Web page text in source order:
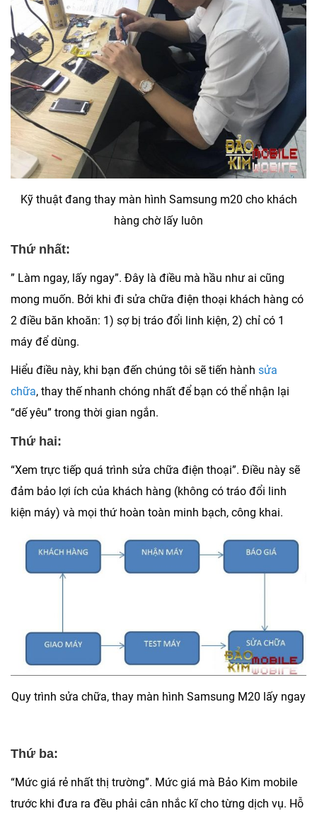
Kỹ thuật đang thay màn hình Samsung m20 cho khách
hàng chờ lấy luôn
Thứ nhất:
” Làm ngay, lấy ngay”. Đây là điều mà hầu như ai cũng
mong muốn. Bởi khi đi sửa chữa điện thoại khách hàng có
2 điều băn khoăn: 1) sợ bị tráo đổi linh kiện, 2) chỉ có 1
máy để dùng.
Hiểu điều này, khi bạn đến chúng tôi sẽ tiến hành sửa
chữa, thay thế nhanh chóng nhất để bạn có thể nhận lại
“dế yêu” trong thời gian ngắn.
Thứ hai:
“Xem trực tiếp quá trình sửa chữa điện thoại”. Điều này sẽ
đảm bảo lợi ích của khách hàng (không có tráo đổi linh
kiện máy) và mọi thứ hoàn toàn minh bạch, công khai.
Quy trình sửa chữa, thay màn hình Samsung M20 lấy ngay
Thứ ba:
“Mức giá rẻ nhất thị trường”. Mức giá mà Bảo Kim mobile
trước khi đưa ra đều phải cân nhắc kĩ cho từng dịch vụ. Hỗ